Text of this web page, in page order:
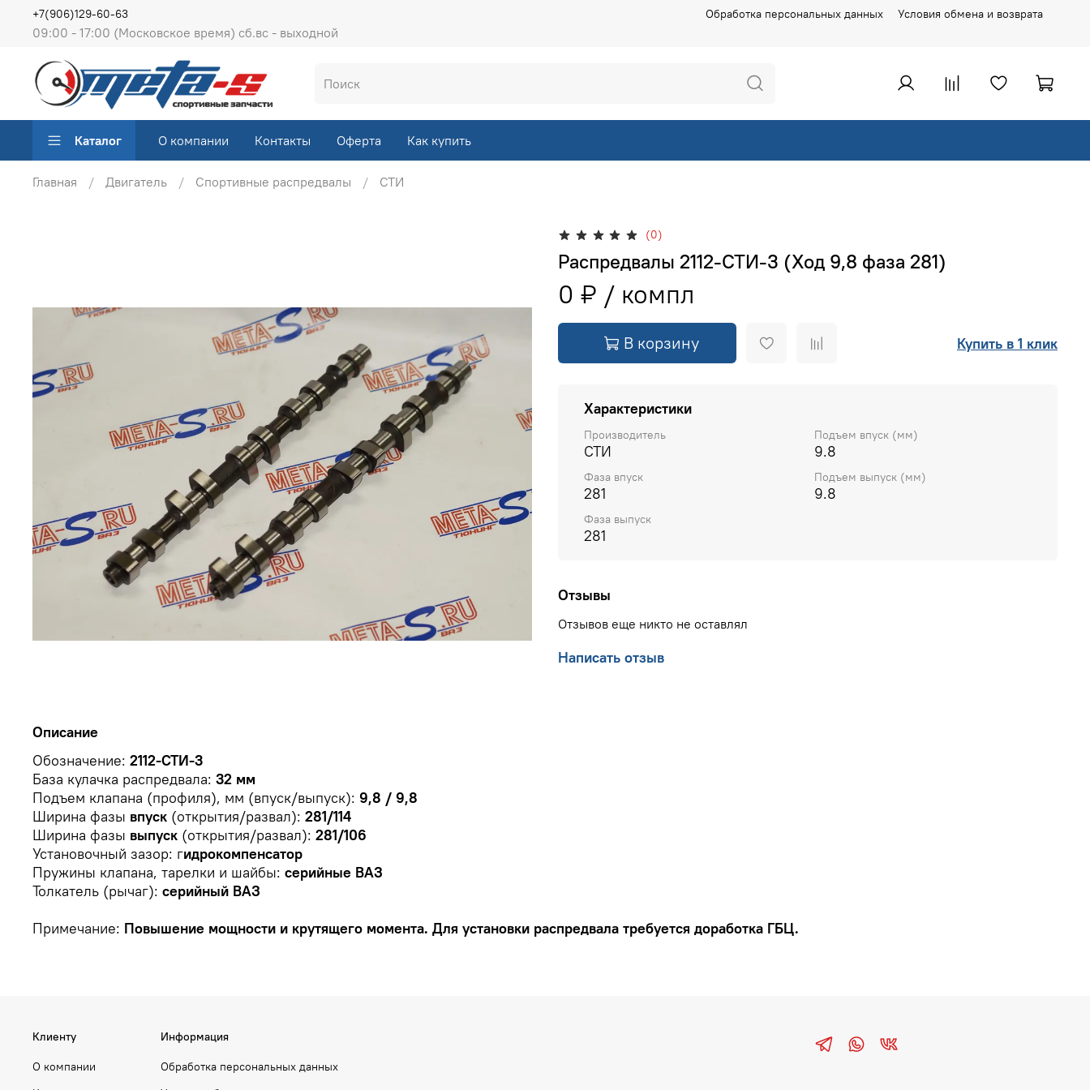
Обработка персональных данных Условия обмена и возврата
09:00 - 17:00 (Московское время) сб.вс - выходной
+7(906)129-60-63
Каталог О компании Контакты Оферта Как купить
Главная Двигатель Спортивные распредвалы СТИ
(0)
Распредвалы 2112-СТИ-3 (Ход 9,8 фаза 281)
0 ₽
В корзину Купить в 1 клик
Характеристики
Производитель
СТИ
Подъем впуск (мм)
9.8
Фаза впуск
281
Подъем выпуск (мм)
9.8
Фаза выпуск
281
Отзывы
Отзывов еще никто не оставлял
Написать отзыв
Описание
Обозначение: 2112-СТИ-3
База кулачка распредвала: 32 мм
Подъем клапана (профиля), мм (впуск/выпуск): 9,8 / 9,8
Ширина фазы впуск (открытия/развал): 281/114
Ширина фазы выпуск (открытия/развал): 281/106
Установочный зазор: гидрокомпенсатор
Пружины клапана, тарелки и шайбы: серийные ВАЗ
Толкатель (рычаг): серийный ВАЗ
Примечание: Повышение мощности и крутящего момента. Для установки распредвала требуется доработка ГБЦ.
Клиенту
О компании
Информация
Обработка персональных данных